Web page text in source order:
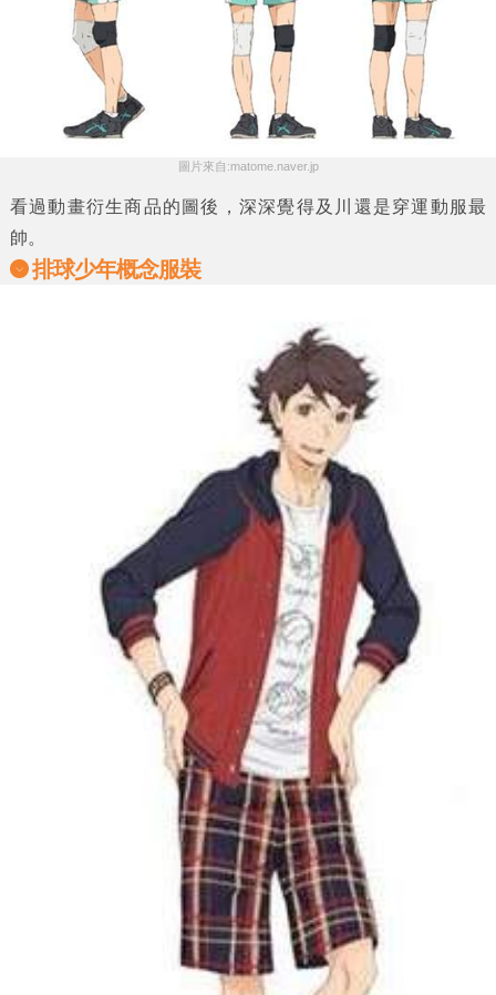
圖片來自:matome.naver.jp
看過動畫衍生商品的圖後，深深覺得及川還是穿運動服最
帥。
排球少年概念服裝